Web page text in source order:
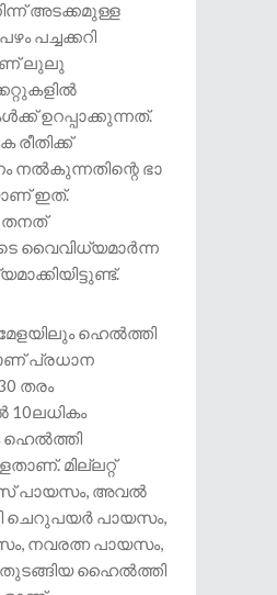
അടക്കമുള്ള
പച്ചക്കറി
ലുലു
ഉറപ്പാക്കുന്നത്.
നൽകുന്നതിന്റെ ഭാ​
ഇത്.
തനത്
വൈവിധ്യമാർന്ന
ഹെൽത്തി
പ്രധാന
തരം
മില്ലറ്റ്
പായസം, അവൽ
ചെറുപയർ പായസം,
നവരത്ന പായസം,
തുടങ്ങിയ ഹൈൽത്തി